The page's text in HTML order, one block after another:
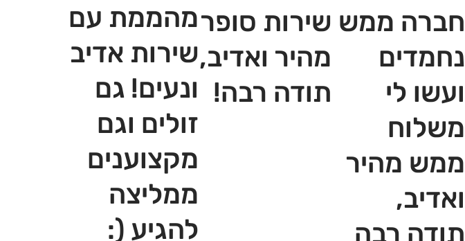
מהממת עם
שירות אדיב
ונעים! גם
זולים וגם
מקצוענים
ממליצה
להגיע (:
שירות סופר
מהיר ואדיב,
תודה רבה!
חברה ממש
נחמדים
ועשו לי
משלוח
ממש מהיר
ואדיב,
תודה רבה